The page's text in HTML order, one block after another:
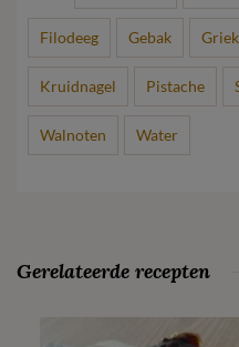
Filodeeg Gebak
Kruidnagel Pistache
Walnoten Water
Gerelateerde recepten